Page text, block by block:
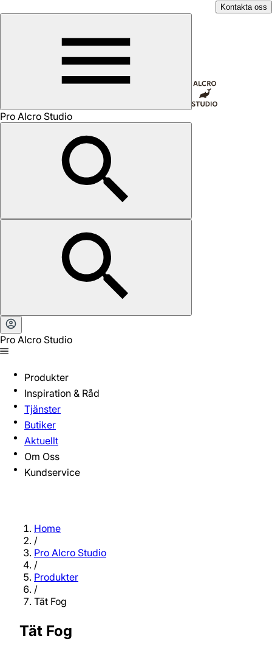
Kontakta oss
Pro Alcro Studio
Pro Alcro Studio
Produkter
Inspiration & Råd
Tjänster
Butiker
Aktuellt
Om Oss
Kundservice
Home
/
Pro Alcro Studio
/
Produkter
/
Tät Fog
Tät Fog